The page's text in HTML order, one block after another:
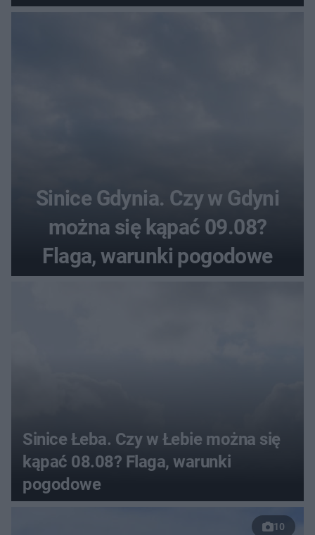
Sinice Gdynia. Czy w Gdyni
można się kąpać 09.08?
Flaga, warunki pogodowe
Sinice Łeba. Czy w Łebie można się
kąpać 08.08? Flaga, warunki
pogodowe
10